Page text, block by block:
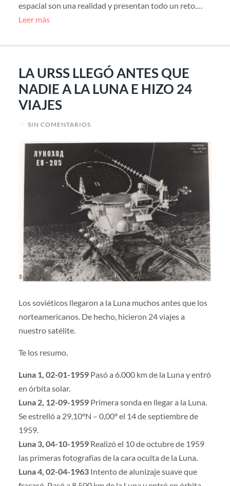
espacial son una realidad y presentan todo un reto.…
Leer más
LA URSS LLEGÓ ANTES QUE
NADIE A LA LUNA E HIZO 24
VIAJES
/ SIN COMENTARIOS
Los soviéticos llegaron a la Luna muchos antes que los
norteamericanos. De hecho, hicieron 24 viajes a
nuestro satélite.
Te los resumo.
Luna 1, 02-01-1959Pasó a 6.000 km de la Luna y entró
en órbita solar.
Luna 2, 12-09-1959 Primera sonda en llegar a la Luna.
Se estrelló a 29,10ºN – 0,00º el 14 de septiembre de
1959.
Luna 3, 04-10-1959Realizó el 10 de octubre de 1959
las primeras fotografías de la cara oculta de la Luna.
Luna 4, 02-04-1963 Intento de alunizaje suave que